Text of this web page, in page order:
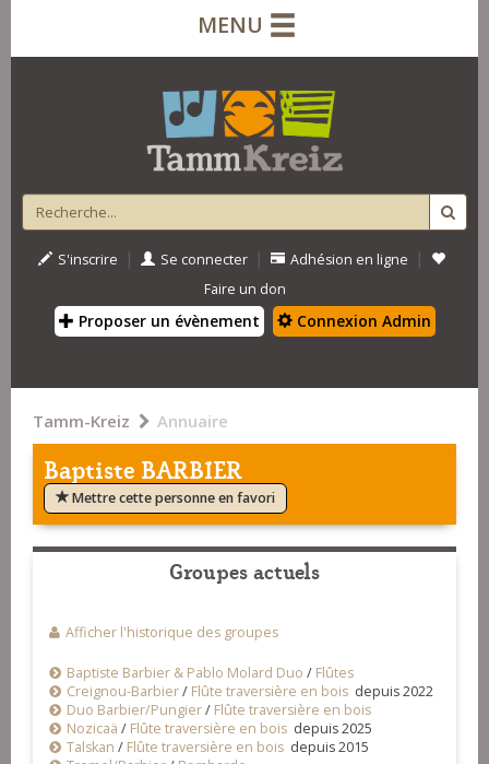
MENU
S'inscrire | Se connecter | Adhésion en ligne |
Faire un don
Proposer un évènement Connexion Admin
Tamm-Kreiz Annuaire
Baptiste BARBIER
Mettre cette personne en favori
Groupes actuels
Afficher l'historique des groupes
Baptiste Barbier & Pablo Molard Duo / Flûtes
Creignou-Barbier/ Flûte traversière en bois depuis 2022
Duo Barbier/Pungier/ Flûte traversière en bois
Nozicaä / Flûte traversière en bois depuis 2025
Talskan / Flûte traversière en bois depuis 2015